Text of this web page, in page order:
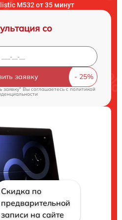
M532 от 35 минут
со
заявку
заявку" Вы соглашаетесь cполитикой
Скидка по
предварительной
записи на сайте